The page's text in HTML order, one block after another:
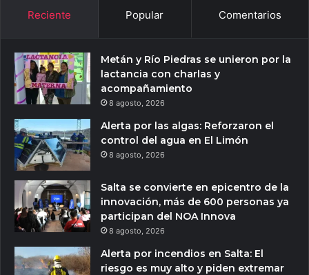
Reciente Popular Comentarios
Metán y Río Piedras se unieron por la
lactancia con charlas y
acompañamiento
8 agosto, 2026
Alerta por las algas: Reforzaron el
control del agua en El Limón
8 agosto, 2026
Salta se convierte en epicentro de la
innovación, más de 600 personas ya
participan del NOA Innova
8 agosto, 2026
Alerta por incendios en Salta: El
riesgo es muy alto y piden extremar